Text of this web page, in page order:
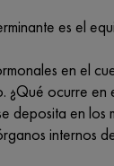
es el
en el
¿Qué ocurre
deposita en los
internos